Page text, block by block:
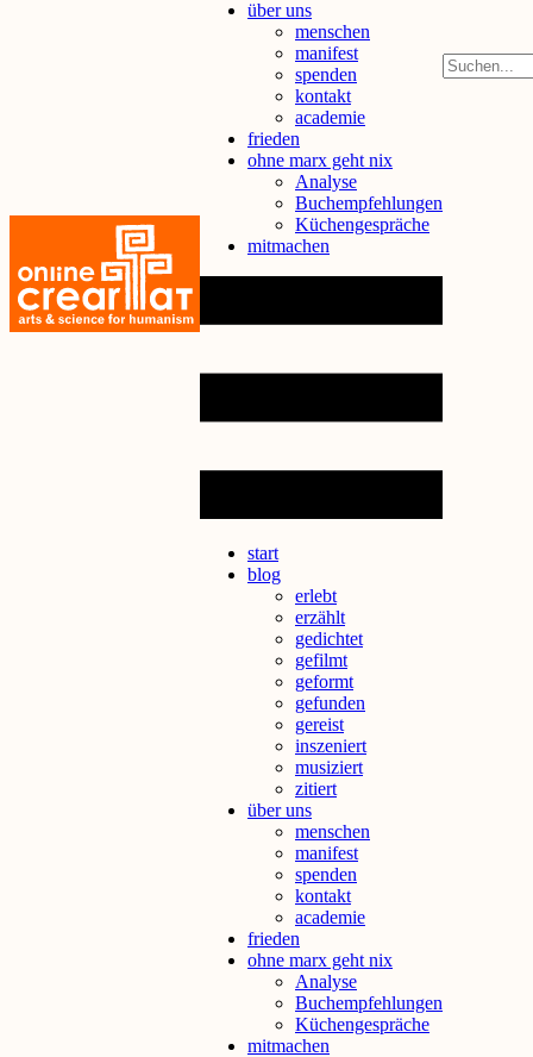
über uns
menschen
manifest
spenden
kontakt
academie
frieden
ohne marx geht nix
Analyse
Buchempfehlungen
Küchengespräche
mitmachen
start
blog
erlebt
erzählt
gedichtet
gefilmt
geformt
gefunden
gereist
inszeniert
musiziert
zitiert
über uns
menschen
manifest
spenden
kontakt
academie
frieden
ohne marx geht nix
Analyse
Buchempfehlungen
Küchengespräche
mitmachen